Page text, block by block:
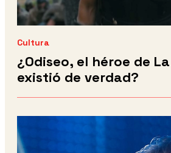
Cultura
¿Odiseo, el héroe de
existió de verdad?